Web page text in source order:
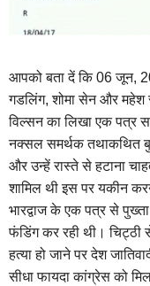
आपको बता दें कि 06 जून,
गडलिंग, शोमा सेन और महेश
विल्सन का लिखा एक पत्र
नक्सल समर्थक तथाकथित
और उन्हें रास्ते से हटाना
शामिल थी इस पर यकीन
भारद्वाज के एक पत्र से
फंडिंग कर रही थी। चिट्ठी
हत्या हो जाने पर देश
सीधा फायदा कांग्रेस को